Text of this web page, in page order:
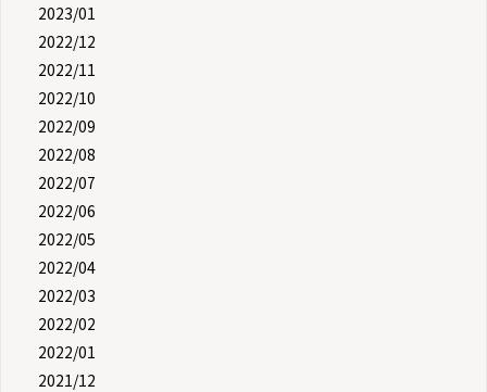
2023/01
2022/12
2022/11
2022/10
2022/09
2022/08
2022/07
2022/06
2022/05
2022/04
2022/03
2022/02
2022/01
2021/12